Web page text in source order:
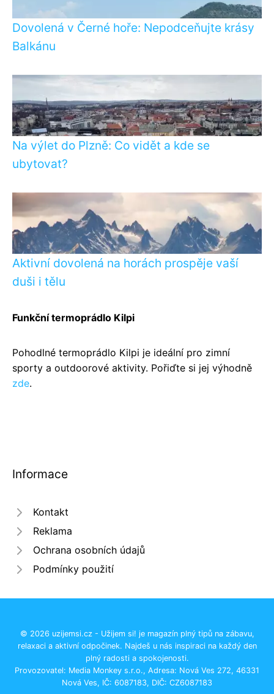
Dovolená v Černé hoře: Nepodceňujte krásy
Balkánu
Na výlet do Plzně: Co vidět a kde se
ubytovat?
Aktivní dovolená na horách prospěje vaší
duši i tělu
Funkční termoprádlo Kilpi
Pohodlné termoprádlo Kilpi je ideální pro zimní
sporty a outdoorové aktivity. Pořiďte si jej výhodně
zde.
Informace
Kontakt
Reklama
Ochrana osobních údajů
Podmínky použití
© 2026 uzijemsi.cz - Užijem si! je magazín plný tipů na zábavu,
relaxaci a aktivní odpočinek. Najdeš u nás inspiraci na každý den
plný radosti a spokojenosti.
Provozovatel: Media Monkey s.r.o., Adresa: Nová Ves 272, 46331
Nová Ves, IČ: 6087183, DIČ: CZ6087183